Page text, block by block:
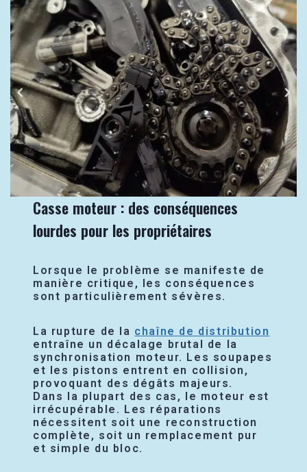
Casse moteur : des conséquences
lourdes pour les propriétaires
Lorsque le problème se manifeste de
manière critique, les conséquences
sont particulièrement sévères.
La rupture de la chaîne de distribution
entraîne un décalage brutal de la
synchronisation moteur. Les soupapes
et les pistons entrent en collision,
provoquant des dégâts majeurs.
Dans la plupart des cas, le moteur est
irrécupérable. Les réparations
nécessitent soit une reconstruction
complète, soit un remplacement pur
et simple du bloc.